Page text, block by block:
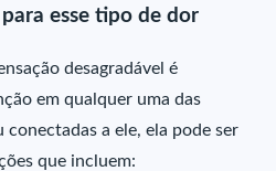
esse tipo de dor
desagradável é
em qualquer uma das
a ele, ela pode ser
que incluem: